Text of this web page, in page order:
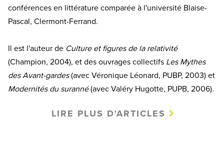
conférences en littérature comparée à l'université Blaise-
Pascal, Clermont-Ferrand.
Il est l'auteur de Culture et figures de la relativité
(Champion, 2004), et des ouvrages collectifs Les Mythes
des Avant-gardes(avec Véronique Léonard, PUBP, 2003) et
Modernités du suranné(avec Valéry Hugotte, PUPB, 2006).
LIRE PLUS D'ARTICLES